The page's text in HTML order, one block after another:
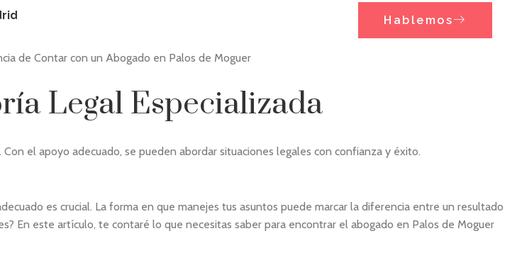
Hablemos
Legal Especializada
el apoyo adecuado, se pueden abordar situaciones legales con confianza y éxito.
es crucial. La forma en que manejes tus asuntos puede marcar la diferencia entre un resultado
En este artículo, te contaré lo que necesitas saber para encontrar el abogado en Palos de Moguer